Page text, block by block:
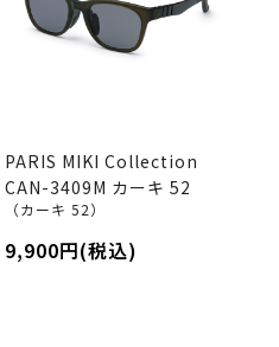
PARIS MIKI Collection
CAN-3409M カーキ 52
（カーキ 52）
9,900円(税込)